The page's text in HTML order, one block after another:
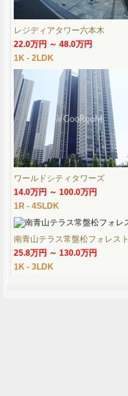
レジディアタワー六本木
22.0万円 ～ 48.0万円
1K - 2LDK
ワールドシティタワーズ
14.0万円 ～ 100.0万円
1R - 4SLDK
南青山テラス常盤松フォレスト
25.8万円 ～ 130.0万円
1K - 3LDK